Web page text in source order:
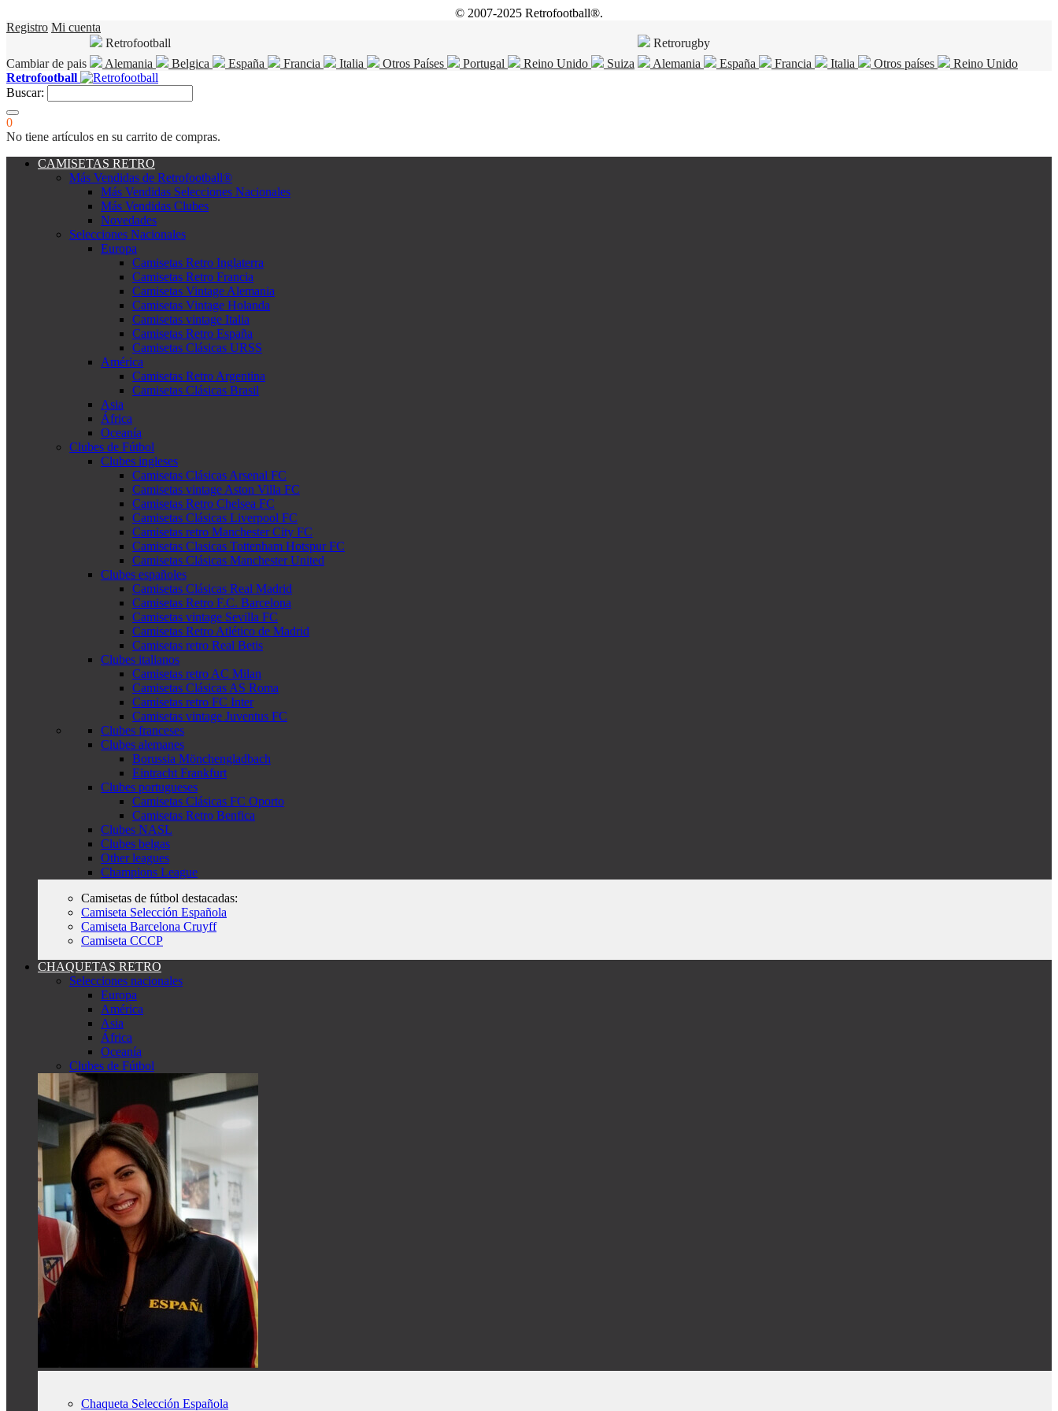
© 2007-2025 Retrofootball®.
Registro Mi cuenta
Cambiar de pais
Retrofootball
Alemania
Belgica España Francia Italia Otros Países Portugal Reino Unido Suiza
Retrorugby
Alemania
España Francia Italia Otros países
Reino Unido
Retrofootball
Buscar:
0
No tiene artículos en su carrito de compras.
CAMISETAS RETRO
Más Vendidas de Retrofootball®
Más Vendidas Selecciones Nacionales
Más Vendidas Clubes
Novedades
Selecciones Nacionales
Europa
Camisetas Retro Inglaterra
Camisetas Retro Francia
Camisetas Vintage Alemania
Camisetas Vintage Holanda
Camisetas vintage Italia
Camisetas Retro España
Camisetas Clásicas URSS
América
Camisetas Retro Argentina
Camisetas Clásicas Brasil
Asia
África
Oceanía
Clubes de Fútbol
Clubes ingleses
Camisetas Clásicas Arsenal FC
Camisetas vintage Aston Villa FC
Camisetas Retro Chelsea FC
Camisetas Clásicas Liverpool FC
Camisetas retro Manchester City FC
Camisetas Clasicas Tottenham Hotspur FC
Camisetas Clásicas Manchester United
Clubes españoles
Camisetas Clásicas Real Madrid
Camisetas Retro F.C. Barcelona
Camisetas vintage Sevilla FC
Camisetas Retro Atlético de Madrid
Camisetas retro Real Betis
Clubes italianos
Camisetas retro AC Milan
Camisetas Clásicas AS Roma
Camisetas retro FC Inter
Camisetas vintage Juventus FC
Clubes franceses
Clubes alemanes
Borussia Mönchengladbach
Eintracht Frankfurt
Clubes portugueses
Camisetas Clásicas FC Oporto
Camisetas Retro Benfica
Clubes NASL
Clubes belgas
Other leagues
Champions League
Camisetas de fútbol destacadas:
Camiseta Selección Española
Camiseta Barcelona Cruyff
Camiseta CCCP
CHAQUETAS RETRO
Selecciones nacionales
Europa
América
Asia
África
Oceanía
Clubes de Fútbol
Chaqueta Selección Española